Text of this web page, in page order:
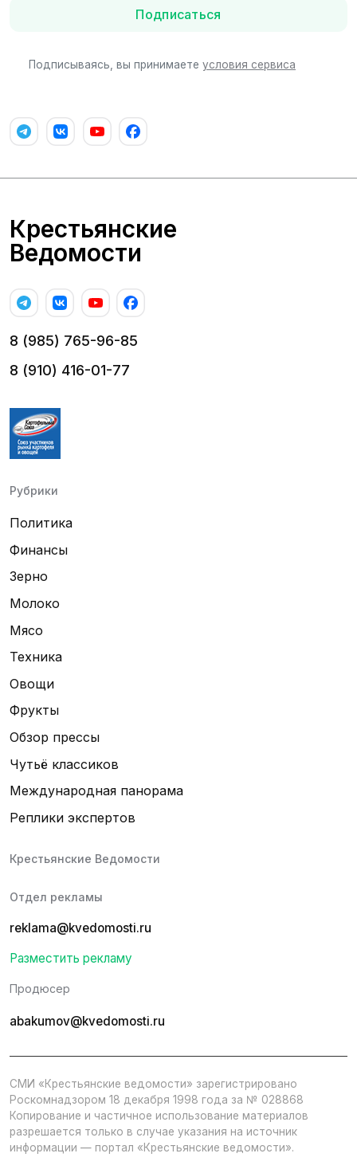
Подписаться
Подписываясь, вы принимаете условия сервиса
Крестьянские
Ведомости
8 (985) 765-96-85
8 (910) 416-01-77
Рубрики
Политика
Финансы
Зерно
Молоко
Мясо
Техника
Овощи
Фрукты
Обзор прессы
Чутьё классиков
Международная панорама
Реплики экспертов
Крестьянские Ведомости
Отдел рекламы
reklama@kvedomosti.ru
Разместить рекламу
Продюсер
abakumov@kvedomosti.ru
СМИ «Крестьянские ведомости» зарегистрировано
Роскомнадзором 18 декабря 1998 года за № 028868
Копирование и частичное использование материалов
разрешается только в случае указания на источник
информации — портал «Крестьянские ведомости».